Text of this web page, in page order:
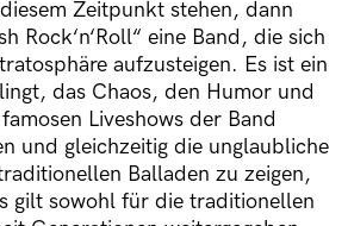
Zeitpunkt stehen, dann
Rock‘n‘Roll“ eine Band, die sich
aufzusteigen. Es ist ein
das Chaos, den Humor und
Liveshows der Band
und gleichzeitig die unglaubliche
Balladen zu zeigen,
gilt sowohl für die traditionellen